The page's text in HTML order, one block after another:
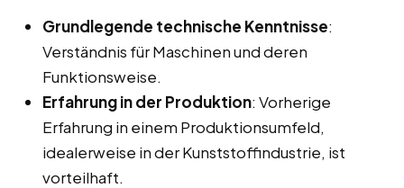
Grundlegende technische Kenntnisse:
Verständnis für Maschinen und deren
Funktionsweise.
Erfahrung in der Produktion: Vorherige
Erfahrung in einem Produktionsumfeld,
idealerweise in der Kunststoffindustrie, ist
vorteilhaft.